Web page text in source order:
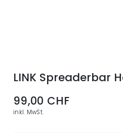
LINK Spreaderbar
99,00 CHF
inkl. MwSt.